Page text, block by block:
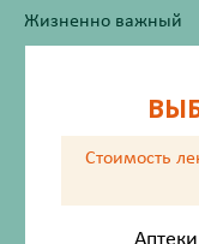
Жизненно важный
Состав
Стоимость